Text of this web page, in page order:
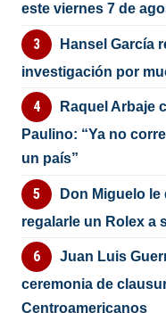
este viernes 7 de
Hansel García
investigación por
Raquel Arbaje
Paulino: “Ya no
un país”
Don Miguelo le
regalarle un Rolex a
Juan Luis
ceremonia de
Centroamericanos